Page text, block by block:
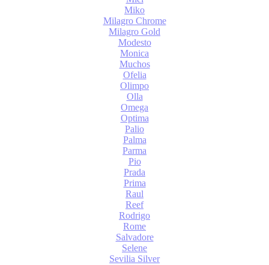
Miko
Milagro Chrome
Milagro Gold
Modesto
Monica
Muchos
Ofelia
Olimpo
Olla
Omega
Optima
Palio
Palma
Parma
Pio
Prada
Prima
Raul
Reef
Rodrigo
Rome
Salvadore
Selene
Sevilia Silver